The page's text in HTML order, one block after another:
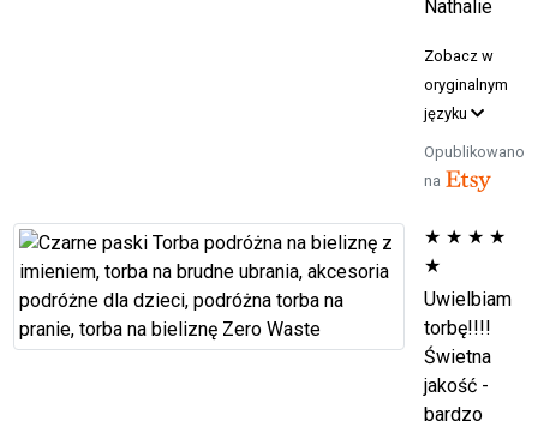
Nathalie
Zobacz w
oryginalnym
języku
Opublikowano
na
★ ★ ★ ★
★
Uwielbiam
torbę!!!!
Świetna
jakość -
bardzo